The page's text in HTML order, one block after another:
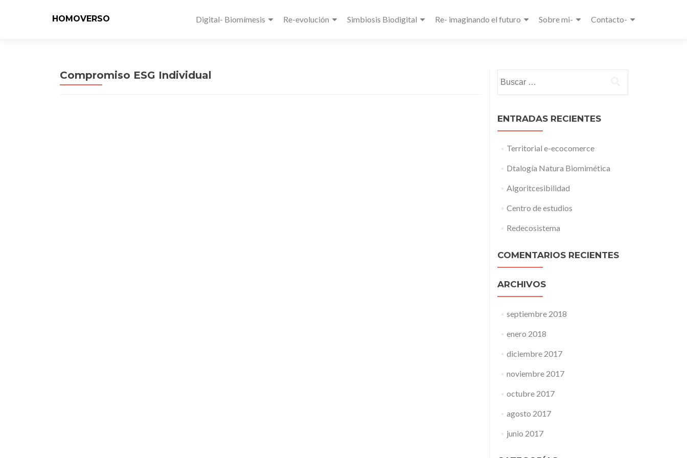
HOMOVERSO Digital- Biomímesis Re-evolución Simbiosis Biodigital Re- imaginando el futuro Sobre mi- Contacto-
Compromiso ESG Individual
ENTRADAS RECIENTES
Territorial e-ecocomerce
Dtalogía Natura Biomimética
Algoritcesibilidad
Centro de estudios
Redecosistema
COMENTARIOS RECIENTES
ARCHIVOS
septiembre 2018
enero 2018
diciembre 2017
noviembre 2017
octubre 2017
agosto 2017
junio 2017